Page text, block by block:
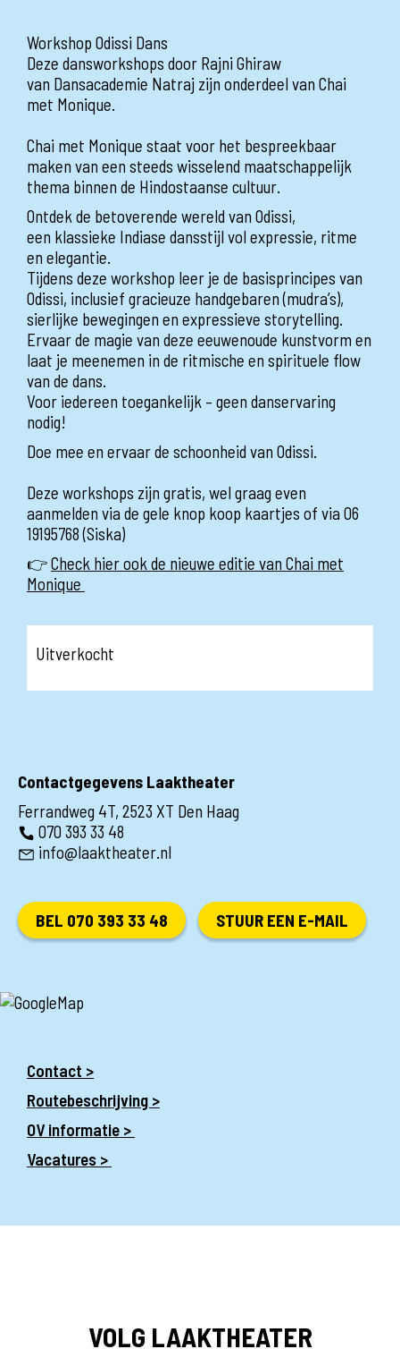
Workshop Odissi Dans
Deze dansworkshops door Rajni Ghiraw
van Dansacademie Natraj zijn onderdeel van Chai
met Monique.
Chai met Monique staat voor het bespreekbaar
maken van een steeds wisselend maatschappelijk
thema binnen de Hindostaanse cultuur.
Ontdek de betoverende wereld van Odissi,
een klassieke Indiase dansstijl vol expressie, ritme
en elegantie.
Tijdens deze workshop leer je de basisprincipes van
Odissi, inclusief gracieuze handgebaren (mudra’s),
sierlijke bewegingen en expressieve storytelling.
Ervaar de magie van deze eeuwenoude kunstvorm en
laat je meenemen in de ritmische en spirituele flow
van de dans.
Voor iedereen toegankelijk – geen danservaring
nodig!
Doe mee en ervaar de schoonheid van Odissi.
Deze workshops zijn gratis, wel graag even
aanmelden via de gele knop koop kaartjes of via 06
19195768 (Siska)
👉Check hier ook de nieuwe editie van Chai met
Monique
Uitverkocht
Contactgegevens Laaktheater
Ferrandweg 4T, 2523 XT Den Haag
070 393 33 48
info@laaktheater.nl
BEL 070 393 33 48 STUUR EEN E-MAIL
Contact >
Routebeschrijving >
OV informatie >
Vacatures >
VOLG LAAKTHEATER